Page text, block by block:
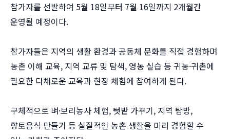
참가자를 선발하여 5월 18일부터 7월 16일까지 2개월간
운영될 예정이다.
참가자들은 지역의 생활 환경과 공동체 문화를 직접 경험하며
농촌 이해 교육, 지역 교류 및 탐색, 영농 실습 등 귀농·귀촌에
필요한 다채로운 교육과 현장 체험에 참여하게 된다.
구체적으로 벼·보리농사 체험, 텃밭 가꾸기, 지역 탐방,
향토음식 만들기 등 실질적인 농촌 생활을 미리 경험할 수